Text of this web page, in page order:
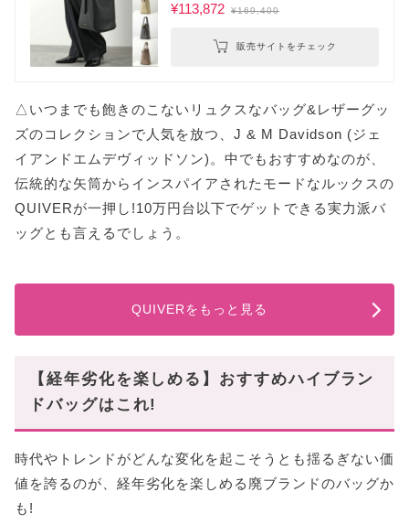
¥113,872 ¥169,400
販売サイトをチェック
△いつまでも飽きのこないリュクスなバッグ&レザーグッ
ズのコレクションで人気を放つ、J & M Davidson (ジェ
イアンドエムデヴィッドソン)。中でもおすすめなのが、
伝統的な矢筒からインスパイアされたモードなルックスの
QUIVERが一押し!10万円台以下でゲットできる実力派バ
ッグとも言えるでしょう。
QUIVERをもっと見る
【経年劣化を楽しめる】おすすめハイブラン
ドバッグはこれ!
時代やトレンドがどんな変化を起こそうとも揺るぎない価
値を誇るのが、経年劣化を楽しめる廃ブランドのバッグか
も!